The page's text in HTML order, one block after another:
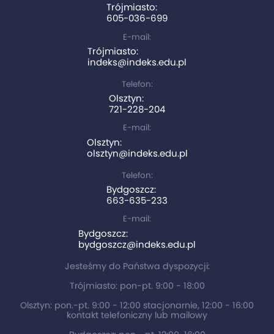
Trójmiasto:
605-036-699
E-mail:
Trójmiasto:
indeks@indeks.edu.pl
Telefon:
Olsztyn:
721-228-204
E-mail:
Olsztyn:
olsztyn@indeks.edu.pl
Telefon:
Bydgoszcz:
663-635-233
E-mail:
Bydgoszcz:
bydgoszcz@indeks.edu.pl
Jesteśmy do Państwa dyspozycji:
Trójmiasto: pon-pt. 9:00 - 18:00
Olsztyn: pon.-pt. 9:00 - 12:00 stacjonarnie, 12:00 - 16:00
kontakt telefoniczny lub mailowy